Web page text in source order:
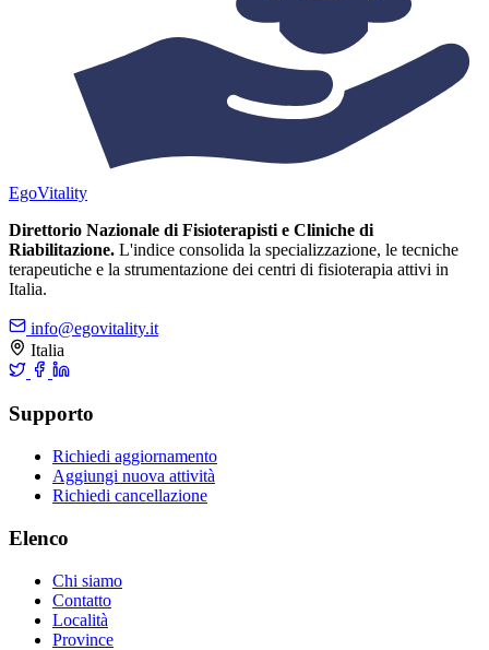
EgoVitality
Direttorio Nazionale di Fisioterapisti e Cliniche di
Riabilitazione. L'indice consolida la specializzazione, le tecniche
terapeutiche e la strumentazione dei centri di fisioterapia attivi in
Italia.
info@egovitality.it
Italia
Supporto
Richiedi aggiornamento
Aggiungi nuova attività
Richiedi cancellazione
Elenco
Chi siamo
Contatto
Località
Province